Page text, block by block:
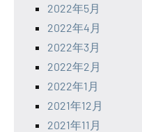
2022年5月
2022年4月
2022年3月
2022年2月
2022年1月
2021年12月
2021年11月